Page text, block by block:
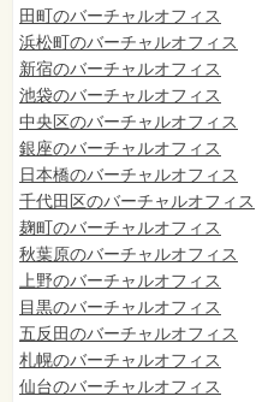
田町のバーチャルオフィス
浜松町のバーチャルオフィス
新宿のバーチャルオフィス
池袋のバーチャルオフィス
中央区のバーチャルオフィス
銀座のバーチャルオフィス
日本橋のバーチャルオフィス
千代田区のバーチャルオフィス
麹町のバーチャルオフィス
秋葉原のバーチャルオフィス
上野のバーチャルオフィス
目黒のバーチャルオフィス
五反田のバーチャルオフィス
札幌のバーチャルオフィス
仙台のバーチャルオフィス